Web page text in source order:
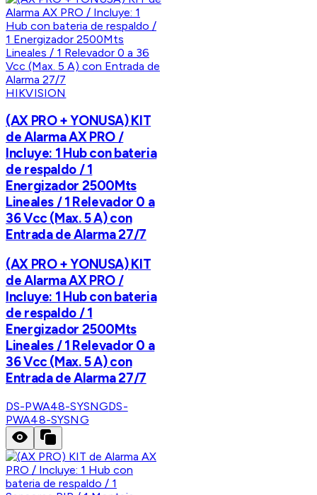
HIKVISION
(AX PRO + YONUSA) KIT
de Alarma AX PRO /
Incluye: 1 Hub con bateria
de respaldo / 1
Energizador 2500Mts
Lineales / 1 Relevador 0 a
36 Vcc (Max. 5 A) con
Entrada de Alarma 27/7
(AX PRO + YONUSA) KIT
de Alarma AX PRO /
Incluye: 1 Hub con bateria
de respaldo / 1
Energizador 2500Mts
Lineales / 1 Relevador 0 a
36 Vcc (Max. 5 A) con
Entrada de Alarma 27/7
DS-PWA48-SYSNGDS-
PWA48-SYSNG